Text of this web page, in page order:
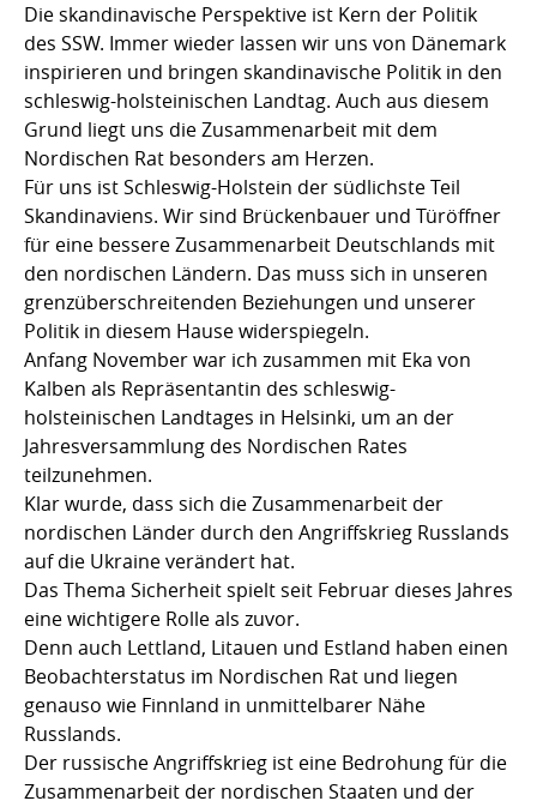
Die skandinavische Perspektive ist Kern der Politik
des SSW. Immer wieder lassen wir uns von Dänemark
inspirieren und bringen skandinavische Politik in den
schleswig-holsteinischen Landtag. Auch aus diesem
Grund liegt uns die Zusammenarbeit mit dem
Nordischen Rat besonders am Herzen.
Für uns ist Schleswig-Holstein der südlichste Teil
Skandinaviens. Wir sind Brückenbauer und Türöffner
für eine bessere Zusammenarbeit Deutschlands mit
den nordischen Ländern. Das muss sich in unseren
grenzüberschreitenden Beziehungen und unserer
Politik in diesem Hause widerspiegeln.
Anfang November war ich zusammen mit Eka von
Kalben als Repräsentantin des schleswig-
holsteinischen Landtages in Helsinki, um an der
Jahresversammlung des Nordischen Rates
teilzunehmen.
Klar wurde, dass sich die Zusammenarbeit der
nordischen Länder durch den Angriffskrieg Russlands
auf die Ukraine verändert hat.
Das Thema Sicherheit spielt seit Februar dieses Jahres
eine wichtigere Rolle als zuvor.
Denn auch Lettland, Litauen und Estland haben einen
Beobachterstatus im Nordischen Rat und liegen
genauso wie Finnland in unmittelbarer Nähe
Russlands.
Der russische Angriffskrieg ist eine Bedrohung für die
Zusammenarbeit der nordischen Staaten und der